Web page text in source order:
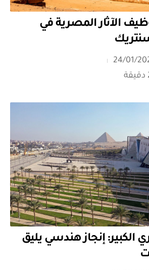
الآثار المصرية في
24/01/
إنجاز هندسي يليق